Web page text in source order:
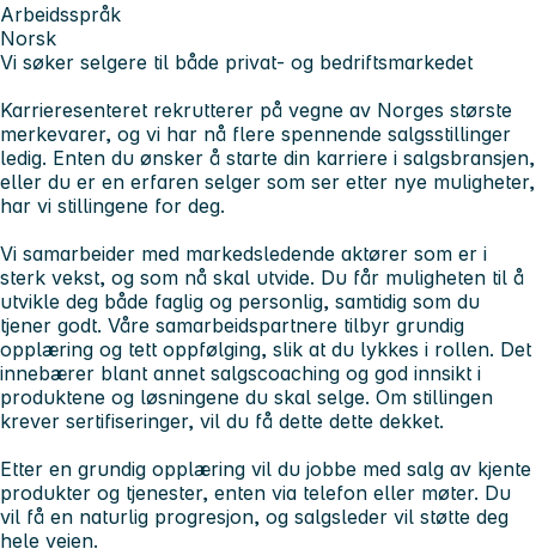
Arbeidsspråk
Norsk
Vi søker selgere til både privat- og bedriftsmarkedet
Karrieresenteret rekrutterer på vegne av Norges største
merkevarer, og vi har nå flere spennende salgsstillinger
ledig. Enten du ønsker å starte din karriere i salgsbransjen,
eller du er en erfaren selger som ser etter nye muligheter,
har vi stillingene for deg.
Vi samarbeider med markedsledende aktører som er i
sterk vekst, og som nå skal utvide. Du får muligheten til å
utvikle deg både faglig og personlig, samtidig som du
tjener godt. Våre samarbeidspartnere tilbyr grundig
opplæring og tett oppfølging, slik at du lykkes i rollen. Det
innebærer blant annet salgscoaching og god innsikt i
produktene og løsningene du skal selge. Om stillingen
krever sertifiseringer, vil du få dette dette dekket.
Etter en grundig opplæring vil du jobbe med salg av kjente
produkter og tjenester, enten via telefon eller møter. Du
vil få en naturlig progresjon, og salgsleder vil støtte deg
hele veien.